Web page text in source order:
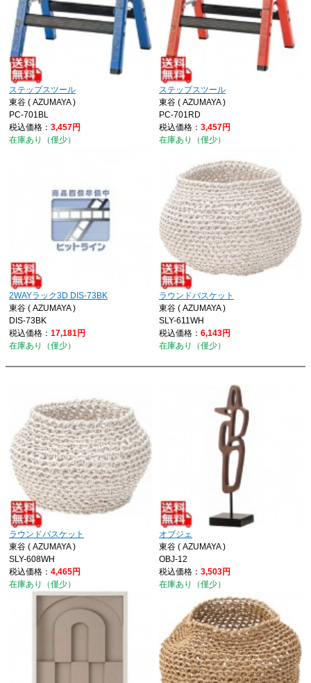
ステップスツール
東谷 ( AZUMAYA )
PC-701BL
税込価格： 3,457円
在庫あり（僅少）
ステップスツール
東谷 ( AZUMAYA )
PC-701RD
税込価格： 3,457円
在庫あり（僅少）
2WAYラック3D DIS-73BK
東谷 ( AZUMAYA )
DIS-73BK
税込価格： 17,181円
在庫あり（僅少）
ラウンドバスケット
東谷 ( AZUMAYA )
SLY-611WH
税込価格： 6,143円
在庫あり（僅少）
ラウンドバスケット
東谷 ( AZUMAYA )
SLY-608WH
税込価格： 4,465円
在庫あり（僅少）
オブジェ
東谷 ( AZUMAYA )
OBJ-12
税込価格： 3,503円
在庫あり（僅少）